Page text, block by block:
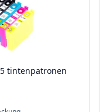
tintenpatronen